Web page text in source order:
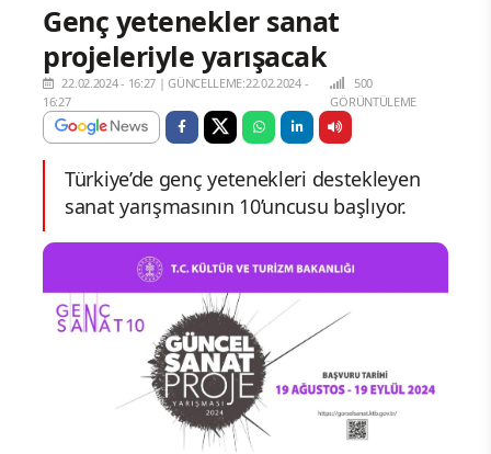
Genç yetenekler sanat
projeleriyle yarışacak
22.02.2024 - 16:27 |GÜNCELLEME:22.02.2024 -
16:27
500
GÖRÜNTÜLEME
Türkiye’de genç yetenekleri destekleyen
sanat yarışmasının 10’uncusu başlıyor.